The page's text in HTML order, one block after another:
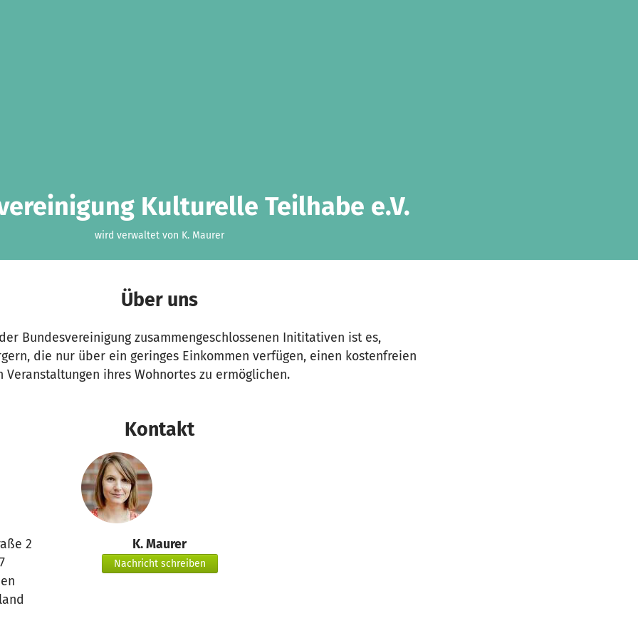
Kulturelle Teilhabe e.V.
wird verwaltet von K. Maurer
Über uns
Bundesvereinigung zusammengeschlossenen Inititativen ist es,
die nur über ein geringes Einkommen verfügen, einen kostenfreien
Veranstaltungen ihres Wohnortes zu ermöglichen.
Kontakt
2
K. Maurer
Nachricht schreiben